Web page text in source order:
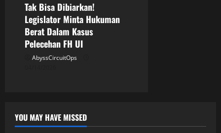
Tak Bisa Dibiarkan!
Legislator Minta Hukuman
Berat Dalam Kasus
Pelecehan FH UI
AbyssCircuitOps
YOU MAY HAVE MISSED